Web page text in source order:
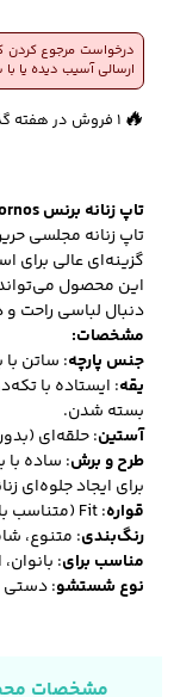
تاپ زنانه برنس Bornos مدل هلاله کد 02656
تاپ زنانه مجلسی
گزینه‌ای عالی
این محصول
دنبال لباسی راحت
مشخصات:
جنس پارچه: ساتن
یقه: ایستاده با
بسته شدن.
آستین:حلقه‌ای
طرح و برش: ساده
برای ایجاد جلوه‌ای
قواره:Fit (متناسب با بدن).
رنگ‌بندی: متنوع،
مناسب برای:
نوع شستشو:دستی یا
درخواست مرجوع کردن
ارسالی آسیب دیده یا👀 182 بازدید در ۲۴ ساعت گذشته
🔥 1 فروش در هفته گذشته
مشخصات